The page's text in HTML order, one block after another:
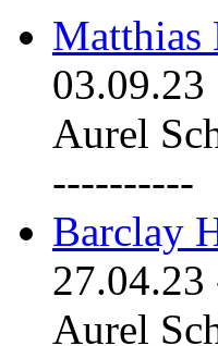
Matthias
03.09.23
Aurel
----------
Barclay
27.04.23
Aurel